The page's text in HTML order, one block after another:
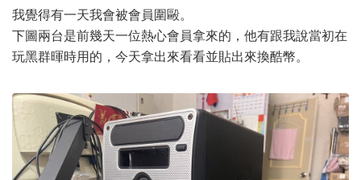
我覺得有一天我會被會員圍毆。
下圖兩台是前幾天一位熱心會員拿來的，他有跟我說當初在
玩黑群暉時用的，今天拿出來看看並貼出來換酷幣。